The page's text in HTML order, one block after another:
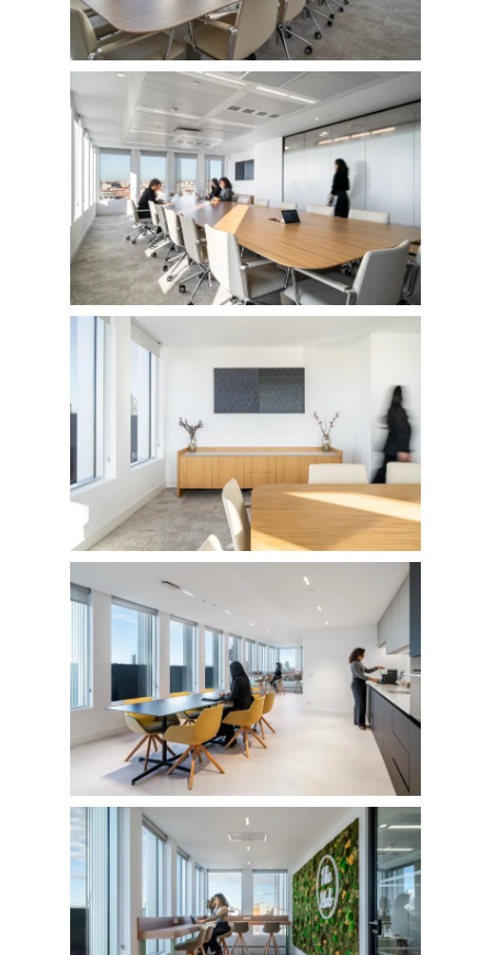
FOTOGRAFÍA
Fotografía de
Fotografía de Interiores
Hoteles /
Oficinas
Retail
Fotografía Fase de
Fotografía de Stand
VIDEO
PERSONAL
PUBLICACIONES
PRINTS
SOBRE MÍ
CONTACTO